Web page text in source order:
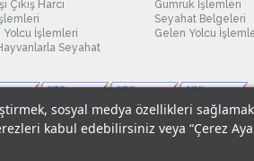
sosyal medya özellikleri
kabul edebilirsiniz veya “Çerez
Çıkış Harcı
Gümrük İşlemleri
Seyahat Belgeleri
Yolcu İşlemleri
Gelen Yolcu
Seyahat